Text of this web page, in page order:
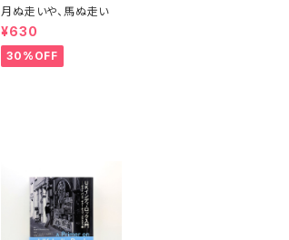
月ぬ走いや、馬ぬ走い
¥630
30%OFF